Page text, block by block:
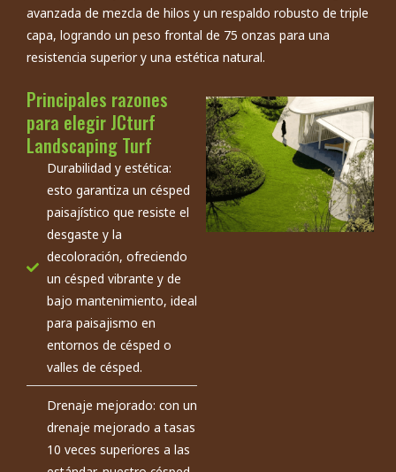
avanzada de mezcla de hilos y un respaldo robusto de triple
capa, logrando un peso frontal de 75 onzas para una
resistencia superior y una estética natural.
Principales razones
para elegir JCturf
Landscaping Turf
Durabilidad y estética:
esto garantiza un césped
paisajístico que resiste el
desgaste y la
decoloración, ofreciendo
un césped vibrante y de
bajo mantenimiento, ideal
para paisajismo en
entornos de césped o
valles de césped.
Drenaje mejorado: con un
drenaje mejorado a tasas
10 veces superiores a las